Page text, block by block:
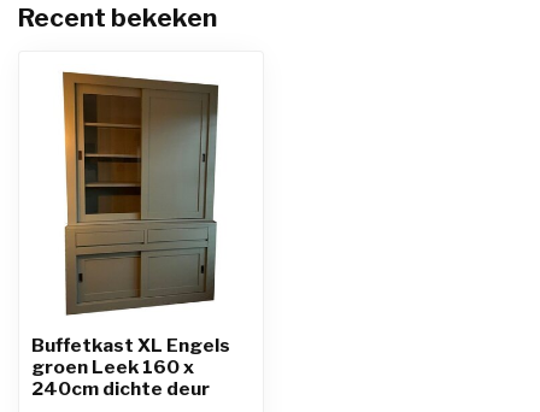
Recent bekeken
Buffetkast XL Engels
groen Leek 160 x
240cm dichte deur